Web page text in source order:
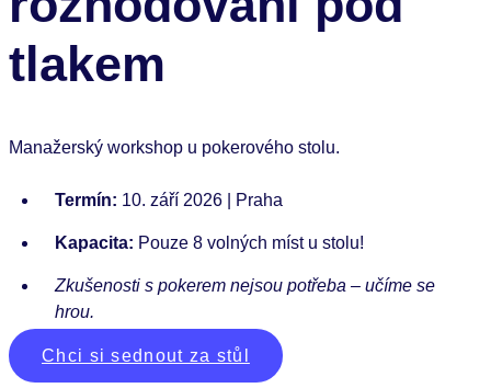
tlakem
Manažerský workshop u pokerového stolu.
Termín: 10. září 2026 | Praha
Kapacita: Pouze 8 volných míst u stolu!
Zkušenosti s pokerem nejsou potřeba – učíme se
hrou.
Chci si sednout za stůl